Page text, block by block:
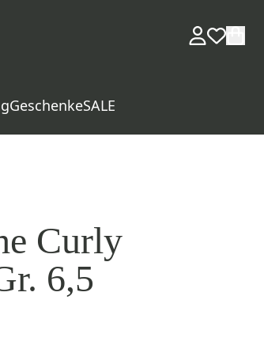
GeschenkeSALE
Curly
6,5